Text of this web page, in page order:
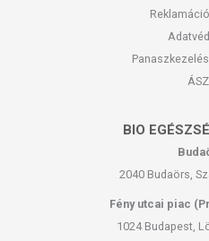
BIO
2040 Budaörs,
Fény utcai piac
1024 Budapest,